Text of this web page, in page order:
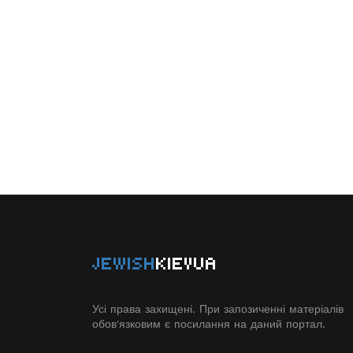
JEWISHKIEVUA
Усі права захищені. При запозиченні матеріалів
обов'язковим є посилання на даний портал.